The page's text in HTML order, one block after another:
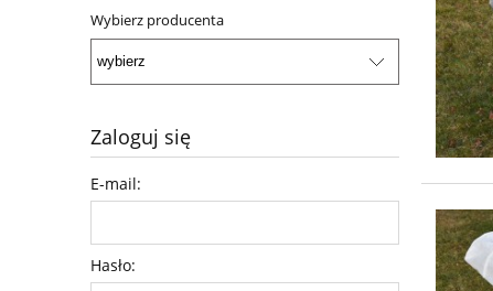
Wybierz producenta
Zaloguj się
E-mail:
Hasło: